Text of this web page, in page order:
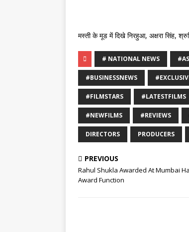
मस्ती के मूड में दिखे निरहुआ, अक्षरा सिंह,
# NATIONAL NEWS
#BUSINESSNEWS
#FILMSTARS #LATESTFILMS
#NEWFILMS #REVIEWS
DIRECTORS PRODUCERS
PREVIOUS
Rahul Shukla Awarded At Mumbai
Award Function